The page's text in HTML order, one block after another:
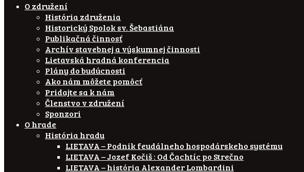
O združení
História združenia
Historický Spolok sv. Šebastiána
Publikačná činnosť
Archív stavebnej a výskumnej činnosti
Lietavská hradná konferencia
Plány do budúcnosti
Ako nám môžete pomôcť
Pridajte sa k nám
Členstvo v združení
Sponzori
O hrade
História hradu
LIETAVA – Podnik feudálneho hospodárskeho systému
LIETAVA – Jozef Kočiš : Od Čachtíc po Strečno
LIETAVA – história Alexander Lombardini